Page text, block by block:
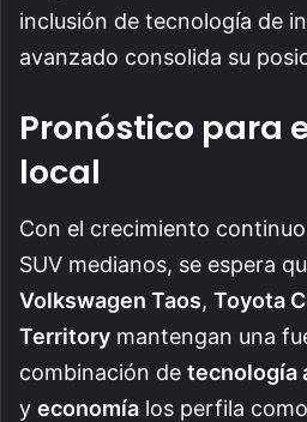
inclusión de tecnología de
avanzado consolida su
Pronóstico para
local
Con el crecimiento
SUV medianos, se espera
Volkswagen Taos, Toyota
Territory mantengan una
combinación de tecnología
y economía los perfila